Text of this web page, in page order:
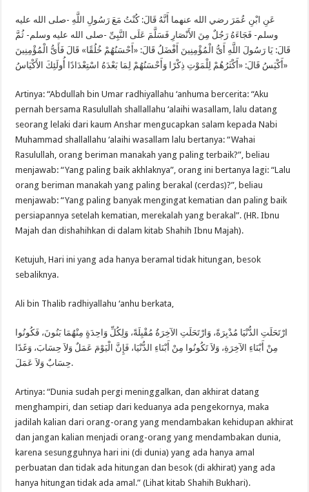
عَنِ ابْنِ عُمَرَ رضي الله عنهما أَنَّهُ قَالَ: كُنْتُ مَعَ رَسُولِ اللَّهِ -صلى الله عليه
وسلم- فَجَاءَهُ رَجُلٌ مِنَ الأَنْصَارِ فَسَلَّمَ عَلَى النَّبِىِّ -صلى الله عليه وسلم- ثُمَّ
قَالَ: يَا رَسُولَ اللَّهِ أَىُّ الْمُؤْمِنِينَ أَفْضَلُ قَالَ: «أَحْسَنُهُمْ خُلُقًا» قَالَ فَأَىُّ الْمُؤْمِنِينَ
أَكْيَسُ قَالَ: «أَكْثَرُهُمْ لِلْمَوْتِ ذِكْرًا وَأَحْسَنُهُمْ لِمَا بَعْدَهُ اسْتِعْدَادًا أُولَئِكَ الأَكْيَاسُ»
Artinya: “Abdullah bin Umar radhiyallahu ‘anhuma bercerita: “Aku
pernah bersama Rasulullah shallallahu ‘alaihi wasallam, lalu datang
seorang lelaki dari kaum Anshar mengucapkan salam kepada Nabi
Muhammad shallallahu ‘alaihi wasallam lalu bertanya: “Wahai
Rasulullah, orang beriman manakah yang paling terbaik?”, beliau
menjawab: “Yang paling baik akhlaknya”, orang ini bertanya lagi: “Lalu
orang beriman manakah yang paling berakal (cerdas)?”, beliau
menjawab: “Yang paling banyak mengingat kematian dan paling baik
persiapannya setelah kematian, merekalah yang berakal”. (HR. Ibnu
Majah dan dishahihkan di dalam kitab Shahih Ibnu Majah).
Ketujuh, Hari ini yang ada hanya beramal tidak hitungan, besok
sebaliknya.
Ali bin Thalib radhiyallahu ‘anhu berkata,
ارْتَحَلَتِ الدُّنْيَا مُدْبِرَةً، وَارْتَحَلَتِ الآخِرَةُ مُقْبِلَةً، وَلِكُلِّ وَاحِدَةٍ مِنْهُمَا بَنُونَ، فَكُونُوا
مِنْ أَبْنَاءِ الآخِرَةِ، وَلاَ تَكُونُوا مِنْ أَبْنَاءِ الدُّنْيَا، فَإِنَّ الْيَوْمَ عَمَلٌ وَلاَ حِسَابَ، وَغَدًا
حِسَابٌ وَلاَ عَمَلَ.
Artinya: “Dunia sudah pergi meninggalkan, dan akhirat datang
menghampiri, dan setiap dari keduanya ada pengekornya, maka
jadilah kalian dari orang-orang yang mendambakan kehidupan akhirat
dan jangan kalian menjadi orang-orang yang mendambakan dunia,
karena sesungguhnya hari ini (di dunia) yang ada hanya amal
perbuatan dan tidak ada hitungan dan besok (di akhirat) yang ada
hanya hitungan tidak ada amal.” (Lihat kitab Shahih Bukhari).